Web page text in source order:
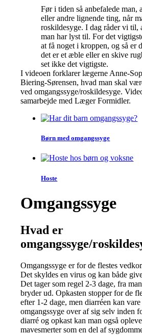
Før i tiden så anbefalede man,
eller andre lignende ting, når
roskildesyge. I dag råder vi til,
man har lyst til. For det
at få noget i kroppen, og så er
det er et æble eller en skive
set ikke det vigtigste.
I videoen forklarer lægerne Anne-
Biering-Sørensen, hvad man skal
ved omgangssyge/roskildesyge.
samarbejde med Læger Formidler.
Børn med omgangssyge
Hoste
Omgangssyge
Hvad er
omgangssyge/
Omgangssyge er for de flestes
Det skyldes en virus og kan både
Det tager som regel 2-3 dage, fra
bryder ud. Opkasten stopper for de
efter 1-2 dage, men diarréen kan
omgangssyge over af sig selv inden
diarré og opkast kan man også
mavesmerter som en del af